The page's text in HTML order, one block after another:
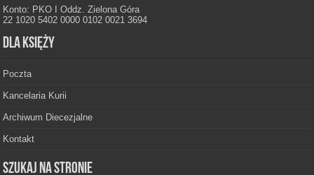
Konto: PKO I Oddz. Zielona Góra
22 1020 5402 0000 0102 0021 3694
Dla księży
Poczta
Kancelaria Kurii
Archiwum Diecezjalne
Kontakt
Szukaj na stronie